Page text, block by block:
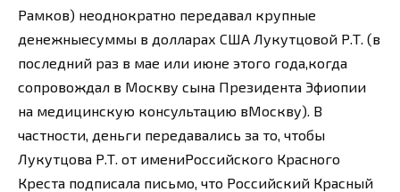
Рамков) неоднократно передавал крупные
денежныесуммы в долларах США Лукутцовой Р.Т. (в
последний раз в мае или июне этого года,когда
сопровождал в Москву сына Президента Эфиопии
на медицинскую консультацию вМоскву). В
частности, деньги передавались за то, чтобы
Лукутцова Р.Т. от имениРоссийского Красного
Креста подписала письмо, что Российский Красный